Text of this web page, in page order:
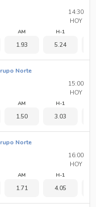
14:30
HOY
AM
1.93
H-1
5.24
Norte
15:00
HOY
AM
1.50
H-1
3.03
Norte
16:00
HOY
AM
1.71
H-1
4.05